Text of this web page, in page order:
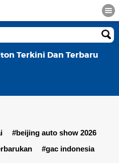
Terkini Dan Terbaru
#beijing auto show 2026
#gac indonesia